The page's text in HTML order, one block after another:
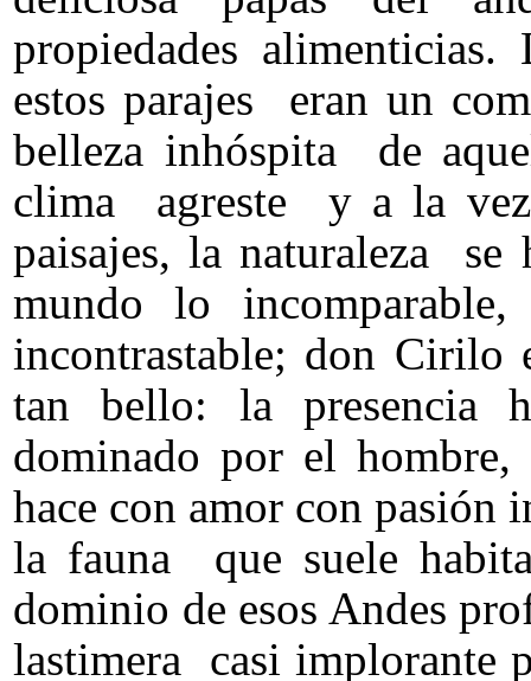
propiedades
estos parajes eran un
belleza inhóspita de
clima agreste y a la
paisajes, la naturaleza se
mundo lo
incontrastable; don Cirilo
tan bello: la presencia
dominado por el
hace con amor con pasión
la fauna que suele
dominio de esos Andes
lastimera casi implorante